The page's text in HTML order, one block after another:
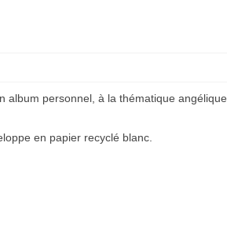
album personnel, à la thématique angélique,
en papier recyclé blanc.